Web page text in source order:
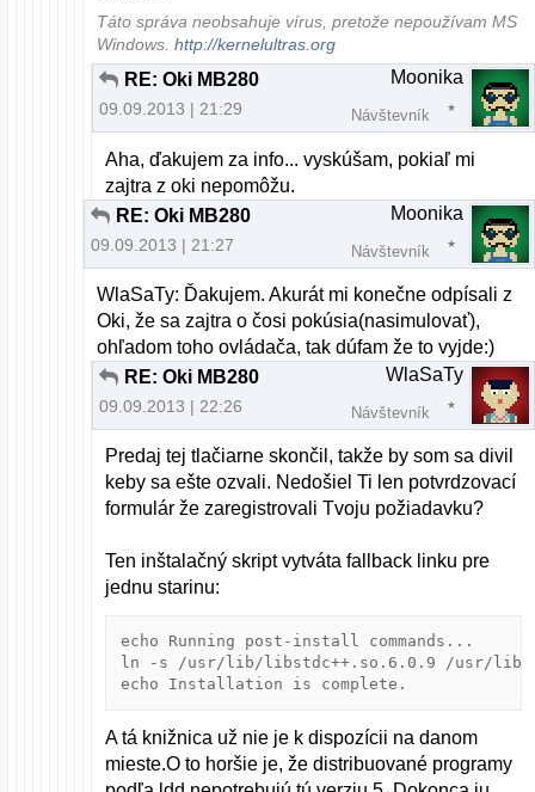
Táto správa neobsahuje vírus, pretože nepoužívam MS
Windows.http://kernelultras.org
RE: Oki MB280
09.09.2013 | 21:29
Moonika
Návštevník
Aha, ďakujem za info... vyskúšam, pokiaľ mi
zajtra z oki nepomôžu.
RE: Oki MB280
09.09.2013 | 21:27
Moonika
Návštevník
WlaSaTy: Ďakujem. Akurát mi konečne odpísali z
Oki, že sa zajtra o čosi pokúsia(nasimulovať),
ohľadom toho ovládača, tak dúfam že to vyjde:)
RE: Oki MB280
09.09.2013 | 22:26
WlaSaTy
Návštevník
Predaj tej tlačiarne skončil, takže by som sa divil
keby sa ešte ozvali. Nedošiel Ti len potvrdzovací
formulár že zaregistrovali Tvoju požiadavku?
Ten inštalačný skript vytváta fallback linku pre
jednu starinu:
echo Running post-install commands...
ln -s /usr/lib/libstdc++.so.6.0.9 /usr/lib/
A tá knižnica už nie je k dispozícii na danom
mieste.O to horšie je, že distribuované programy